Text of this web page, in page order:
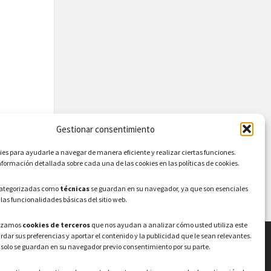
Gestionar consentimiento
para ayudarle a navegar de manera eficiente y realizar ciertas funciones.
detallada sobre cada una de las cookies en las políticas de cookies.
como técnicas se guardan en su navegador, ya que son esenciales
funcionalidades básicas del sitio web.
cookies de terceros que nos ayudan a analizar cómo usted utiliza este
sus preferencias y aportar el contenido y la publicidad que le sean relevantes.
solo se guardan en su navegador previo consentimiento por su parte.